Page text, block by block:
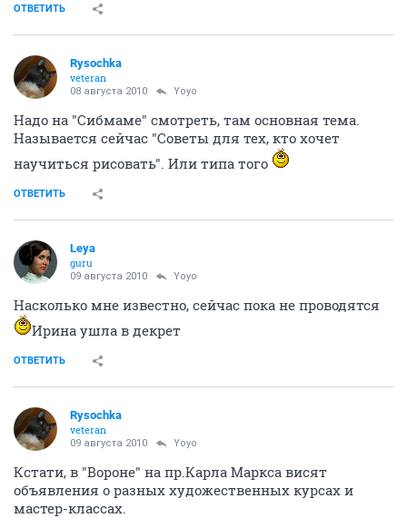
ОТВЕТИТЬ
Rysochka
veteran
08 августа 2010 Yoyo
Надо на "Сибмаме" смотреть, там основная тема.
Называется сейчас "Советы для тех, кто хочет
научиться рисовать". Или типа того
ОТВЕТИТЬ
Leya
guru
09 августа 2010 Yoyo
Насколько мне известно, сейчас пока не проводятся
Ирина ушла в декрет
ОТВЕТИТЬ
Rysochka
veteran
09 августа 2010 Yoyo
Кстати, в "Вороне" на пр.Карла Маркса висят
объявления о разных художественных курсах и
мастер-классах.